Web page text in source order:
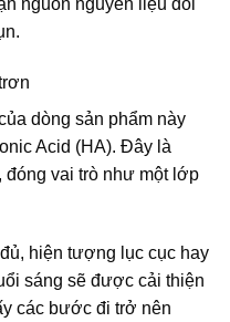
nguồn nguyên liệu dồi
dòng sản phẩm này
Acid (HA). Đây là
đóng vai trò như một lớp
hiện tượng lục cục hay
sáng sẽ được cải thiện
các bước đi trở nên